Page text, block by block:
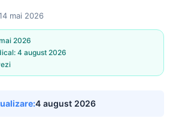
mai 2026
2026
4 august 2026
4 august 2026